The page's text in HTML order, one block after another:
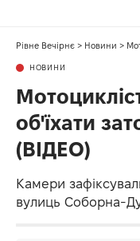
Рівне Вечірнє > Новини >
НОВИНИ
об'їхати
(ВІДЕО)
Камери
вулиць Соборна-